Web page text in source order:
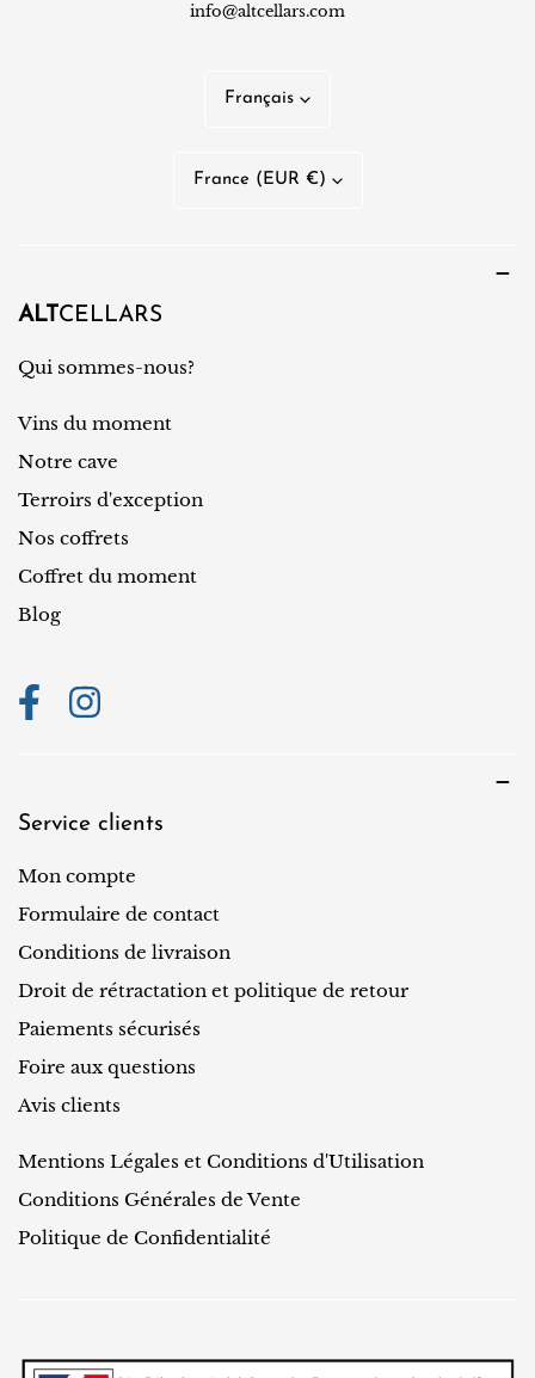
info@altcellars.com
Français
/
r
g
i
o
n
France (EUR €)
ALT CELLARS
Qui sommes-nous?
Vins du moment
Notre cave
Terroirs d'exception
Nos coffrets
Coffret du moment
Blog
Service clients
Mon compte
Formulaire de contact
Conditions de livraison
Droit de rétractation et politique de retour
Paiements sécurisés
Foire aux questions
Avis clients
Mentions Légales et Conditions d'Utilisation
Conditions Générales de Vente
Politique de Confidentialité